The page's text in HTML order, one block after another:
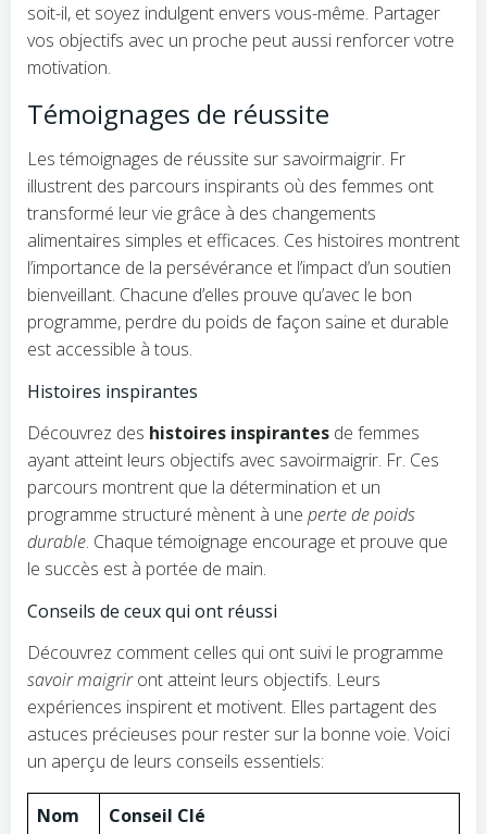
soit-il, et soyez indulgent envers vous-même. Partager
vos objectifs avec un proche peut aussi renforcer votre
motivation.
Témoignages de réussite
Les témoignages de réussite sur savoirmaigrir. Fr
illustrent des parcours inspirants où des femmes ont
transformé leur vie grâce à des changements
alimentaires simples et efficaces. Ces histoires montrent
l’importance de la persévérance et l’impact d’un soutien
bienveillant. Chacune d’elles prouve qu’avec le bon
programme, perdre du poids de façon saine et durable
est accessible à tous.
Histoires inspirantes
Découvrez des histoires inspirantes de femmes
ayant atteint leurs objectifs avec savoirmaigrir. Fr. Ces
parcours montrent que la détermination et un
programme structuré mènent à une perte de poids
durable. Chaque témoignage encourage et prouve que
le succès est à portée de main.
Conseils de ceux qui ont réussi
Découvrez comment celles qui ont suivi le programme
savoir maigriront atteint leurs objectifs. Leurs
expériences inspirent et motivent. Elles partagent des
astuces précieuses pour rester sur la bonne voie. Voici
un aperçu de leurs conseils essentiels:
Nom
Conseil Clé